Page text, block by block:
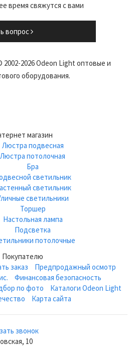
время свяжутся с вами
вопрос
2002-2026 Odeon Light оптовые и
оборудования.
магазин
Люстра подвесная
Люстра потолочная
Бра
светильник
светильник
светильники
Торшер
Настольная лампа
Подсветка
потолочные
Покупателю
заказ
Предпродажный осмотр
Финансовая безопасность
по фото
Каталоги Odeon Light
Карта сайта
звонок
10